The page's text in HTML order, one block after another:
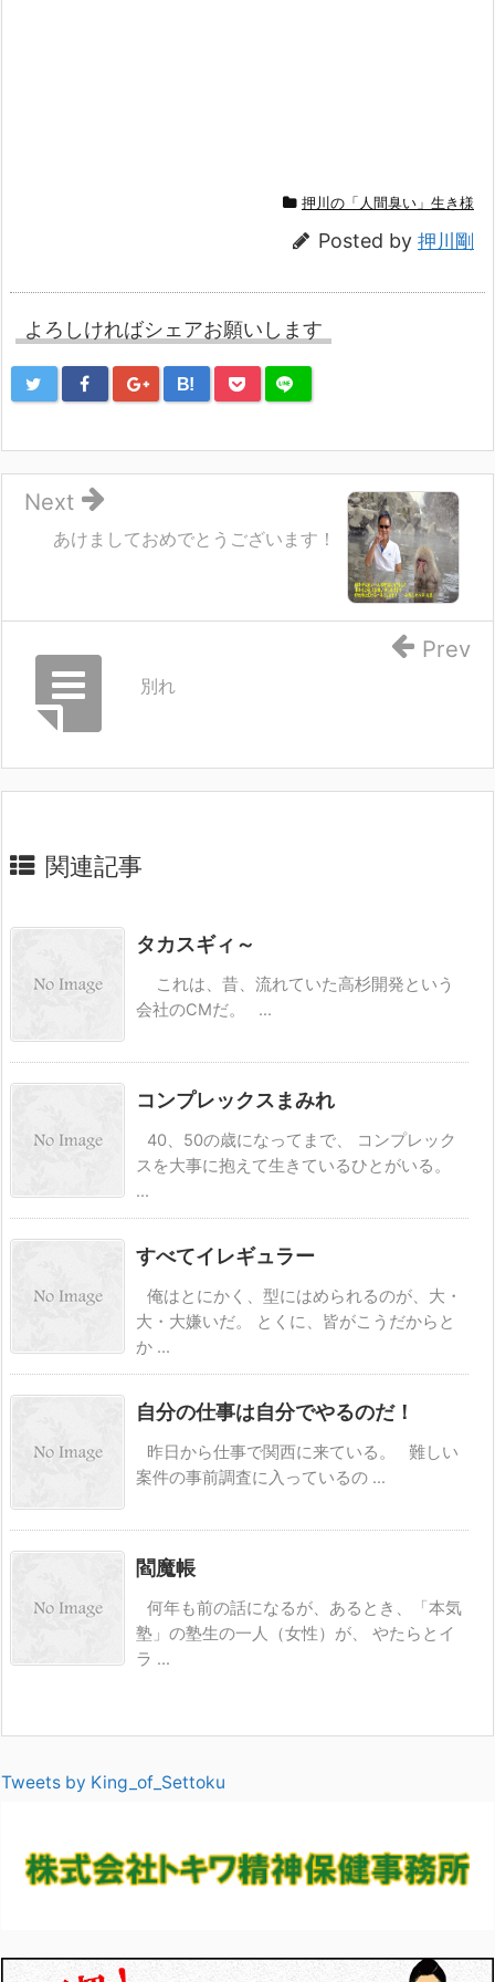
押川の「人間臭い」生き様
Posted by 押川剛
よろしければシェアお願いします
B!
あけましておめでとうございます！
Next
別れ
Prev
関連記事
タカスギィ～
これは、昔、流れていた高杉開発という
会社のCMだ。 ...
コンプレックスまみれ
40、50の歳になってまで、 コンプレック
スを大事に抱えて生きているひとがいる。
...
すべてイレギュラー
俺はとにかく、型にはめられるのが、大・
大・大嫌いだ。 とくに、皆がこうだからと
か ...
自分の仕事は自分でやるのだ！
昨日から仕事で関西に来ている。 難しい
案件の事前調査に入っているの ...
閻魔帳
何年も前の話になるが、あるとき、「本気
塾」の塾生の一人（女性）が、 やたらとイ
ラ ...
Tweets by King_of_Settoku